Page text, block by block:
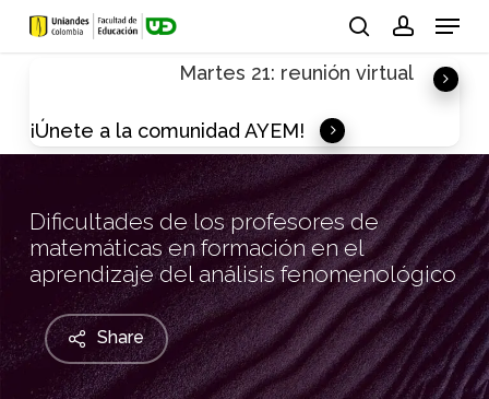
Skip
Menu
Martes 21: reunión virtual
¡Únete a la comunidad AYEM!
Dificultades de los profesores de
matemáticas en formación en el
aprendizaje del análisis fenomenológico
Share